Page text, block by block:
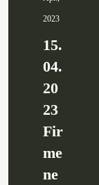
2023
15.
04.
20
23
Fir
me
ne